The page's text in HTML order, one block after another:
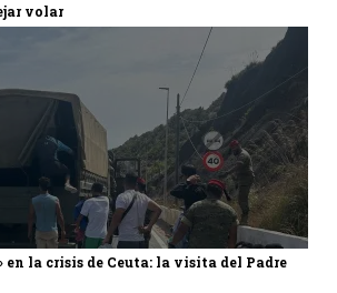
volar
en la crisis de Ceuta: la visita del Padre